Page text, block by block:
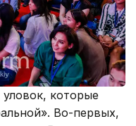
которые
Во-первых,